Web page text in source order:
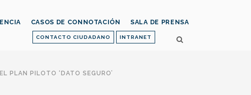
CONTACTO CIUDADANO INTRANET
CASOS DE CONNOTACIÓN SALA DE PRENSA
PLAN PILOTO ‘DATO SEGURO’